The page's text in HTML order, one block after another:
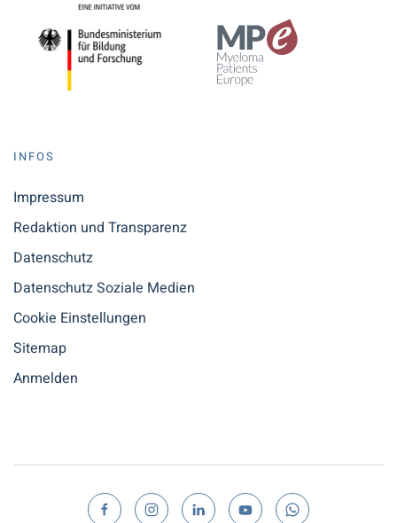
INFOS
Impressum
Redaktion und Transparenz
Datenschutz
Datenschutz Soziale Medien
Cookie Einstellungen
Sitemap
Anmelden